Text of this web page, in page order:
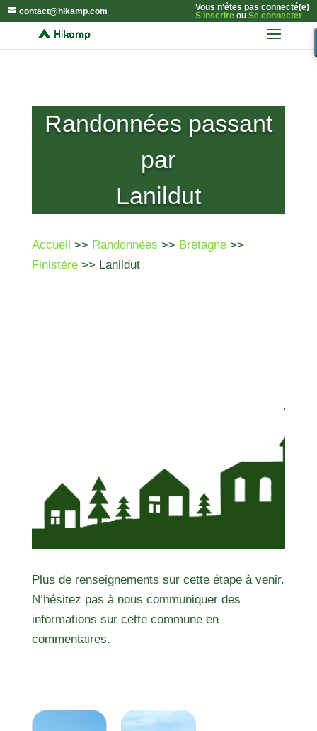
contact@hikamp.com
Vous n'êtes pas connecté(e)
S'inscrireou Se connecter
Randonnées passant
par
Lanildut
Accueil >> Randonnées >> Bretagne>>
Finistère>> Lanildut
Plus de renseignements sur cette étape à venir.
N’hésitez pas à nous communiquer des
informations sur cette commune en
commentaires.